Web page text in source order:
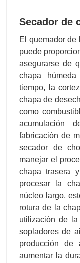
Secador de
El quemador de
puede
asegurarse de
chapa
tiempo, la
chapa de
como
acumulación
fabricación de
secador de
manejar el
chapa trasera
procesar la
núcleo largo,
rotura de la
utilización de
sopladores de
producción
aumentar la